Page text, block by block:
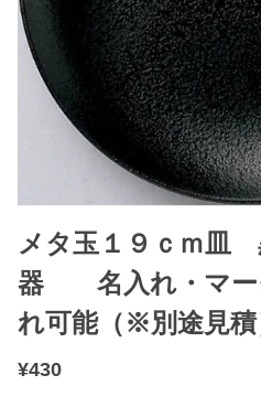
メタ玉１９ｃｍ
器 名入れ・マー
れ可能（※別途見
¥430